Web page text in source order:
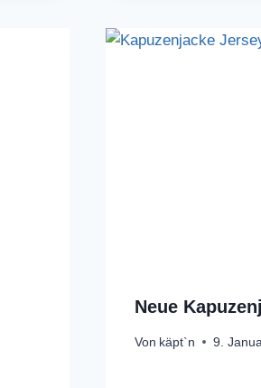
Neue
Von käpt`n 9.